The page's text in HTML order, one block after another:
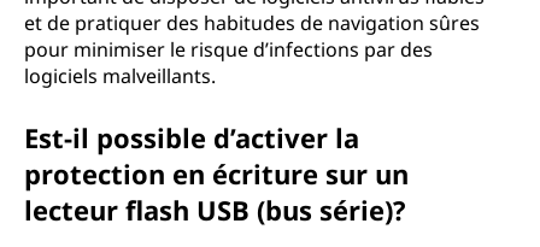
et de pratiquer des habitudes de navigation sûres
pour minimiser le risque d’infections par des
logiciels malveillants.
Est-il possible d’activer la
protection en écriture sur un
lecteur flash USB (bus série)?